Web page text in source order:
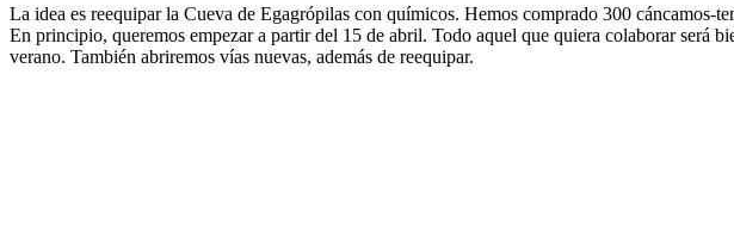
La idea es reequipar la Cueva de Egagrópilas con químicos. Hemos comprado 300 cáncamos-
En principio, queremos empezar a partir del 15 de abril. Todo aquel que quiera colaborar será
verano. También abriremos vías nuevas, además de reequipar.